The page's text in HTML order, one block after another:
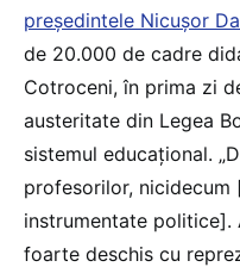
președintele Nicușor
de 20.000 de cadre
Cotroceni, în prima zi
austeritate din Legea
sistemul educațional.
profesorilor, nicidecum
instrumentate
foarte deschis cu